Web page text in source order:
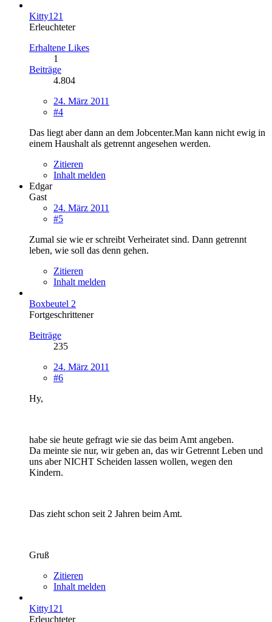
Kitty121
Erleuchteter
Erhaltene Likes
1
Beiträge
4.804
24. März 2011
#4
Das liegt aber dann an dem Jobcenter.Man kann nicht ewig in
einem Haushalt als getrennt angesehen werden.
Zitieren
Inhalt melden
Edgar
Gast
24. März 2011
#5
Zumal sie wie er schreibt Verheiratet sind. Dann getrennt
leben, wie soll das denn gehen.
Zitieren
Inhalt melden
Boxbeutel 2
Fortgeschrittener
Beiträge
235
24. März 2011
#6
Hy,
habe sie heute gefragt wie sie das beim Amt angeben.
Da meinte sie nur, wir geben an, das wir Getrennt Leben und
uns aber NICHT Scheiden lassen wollen, wegen den
Kindern.
Das zieht schon seit 2 Jahren beim Amt.
Gruß
Zitieren
Inhalt melden
Kitty121
Erleuchteter